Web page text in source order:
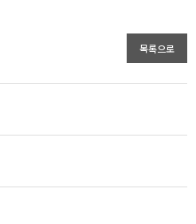
목록으로